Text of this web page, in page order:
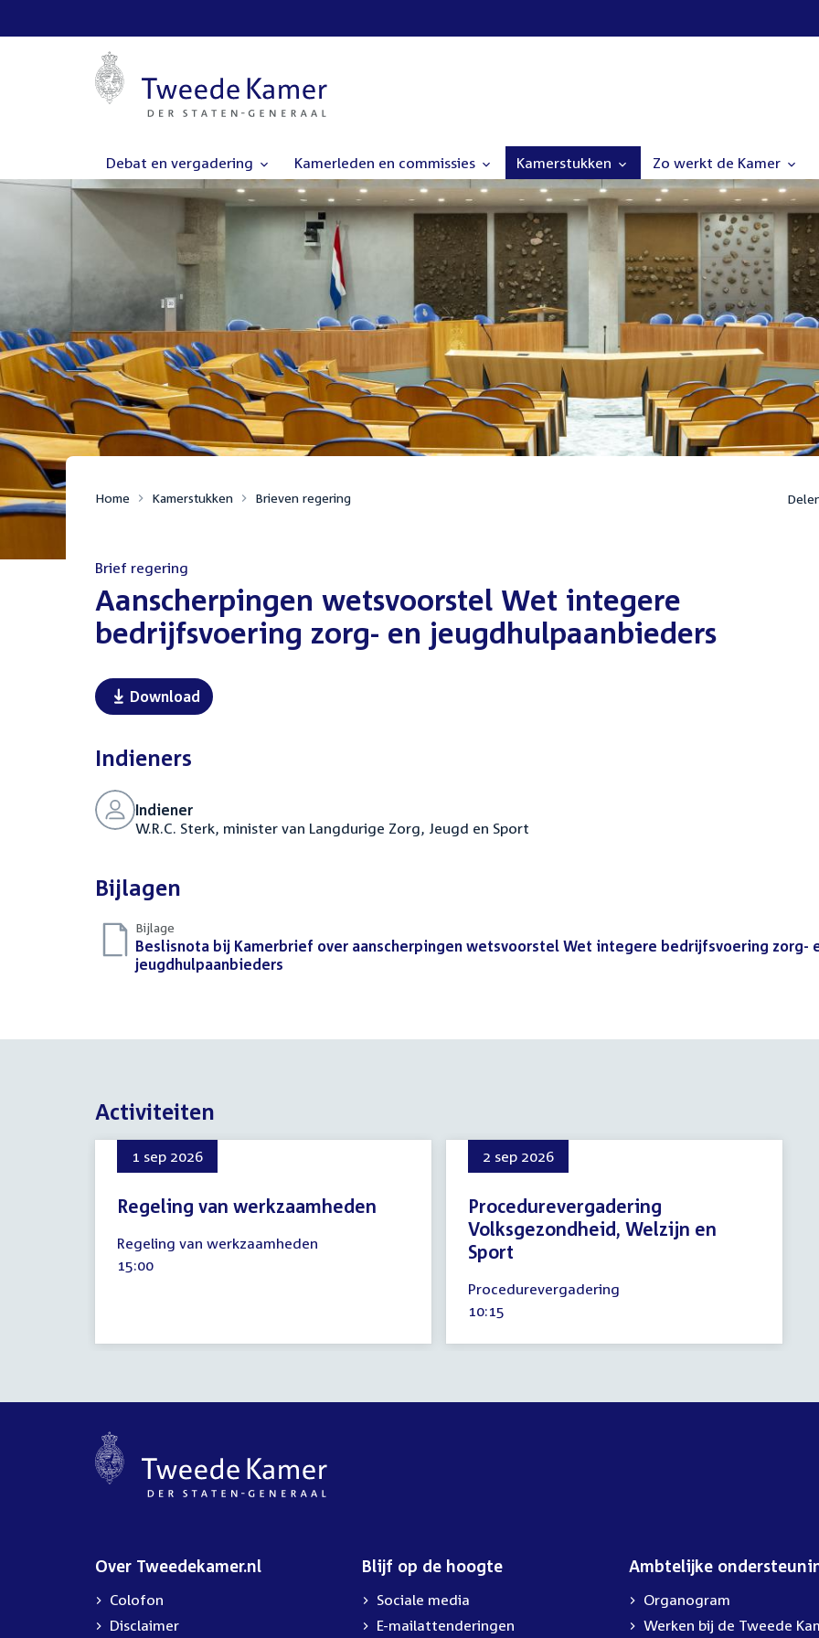
Debat en vergadering Kamerleden en commissies Kamerstukken Zo werkt de Kamer
Home Kamerstukken Brieven regering
Brief regering
Aanscherpingen wetsvoorstel Wet integere
bedrijfsvoering zorg- en jeugdhulpaanbieders
Download
Indieners
Indiener
W.R.C. Sterk, minister van Langdurige Zorg, Jeugd en Sport
Bijlagen
Bijlage
Download
bestand:
Beslisnota bij Kamerbrief over aanscherpingen wetsvoorstel Wet integere bedrijfsvoering zorg-
jeugdhulpaanbieders
Activiteiten
1 sep 2026
Regeling van werkzaamheden
september
2026
Regeling van werkzaamheden
Tijd
15:00
2 sep 2026
Procedurevergadering
Volksgezondheid, Welzijn en
Sport
september
2026
Procedurevergadering
Tijd
10:15
Over Tweedekamer.nl
Colofon
Disclaimer
Blijf op de hoogte
Sociale media
E-mailattenderingen
Ambtelijke
Organogram
External
Werken bij de Tweede